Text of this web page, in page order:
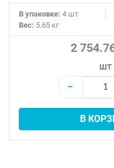
В упаковке: 4 шт
Вес: 5.65 кг
2
шт
−
В